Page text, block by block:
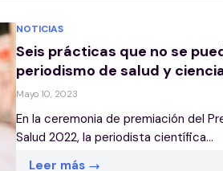
NOTICIAS
Seis prácticas que no se
periodismo de salud y
Mayo 10, 2023
En la ceremonia de premiación del
Salud 2022, la periodista científica...
Leer más